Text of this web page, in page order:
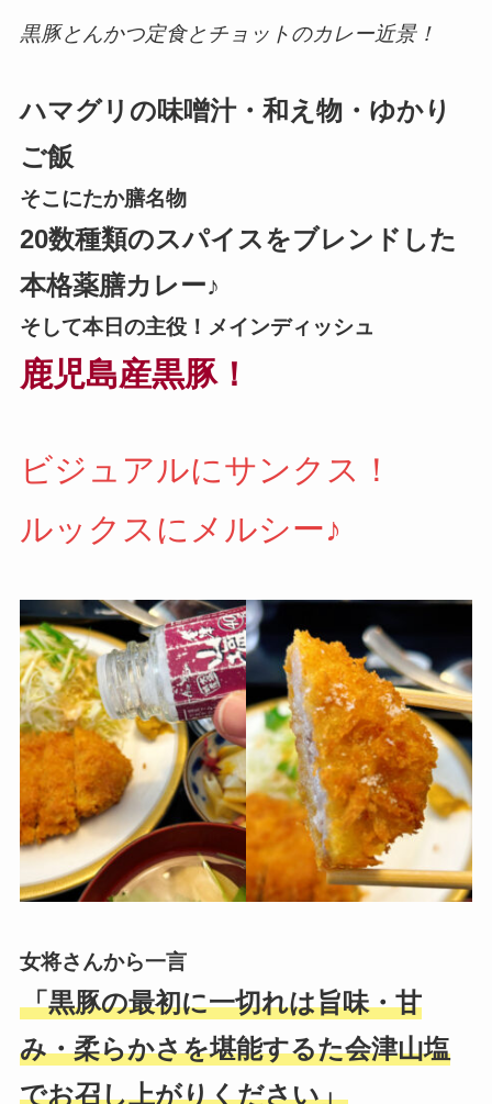
黒豚とんかつ定食とチョットのカレー近景！
ハマグリの味噌汁・和え物・ゆかり
ご飯
そこにたか膳名物
20数種類のスパイスをブレンドした
本格薬膳カレー♪
そして本日の主役！メインディッシュ
鹿児島産黒豚！
ビジュアルにサンクス！
ルックスにメルシー♪
女将さんから一言
「黒豚の最初に一切れは旨味・甘
み・柔らかさを堪能するた会津山塩
でお召し上がりください」